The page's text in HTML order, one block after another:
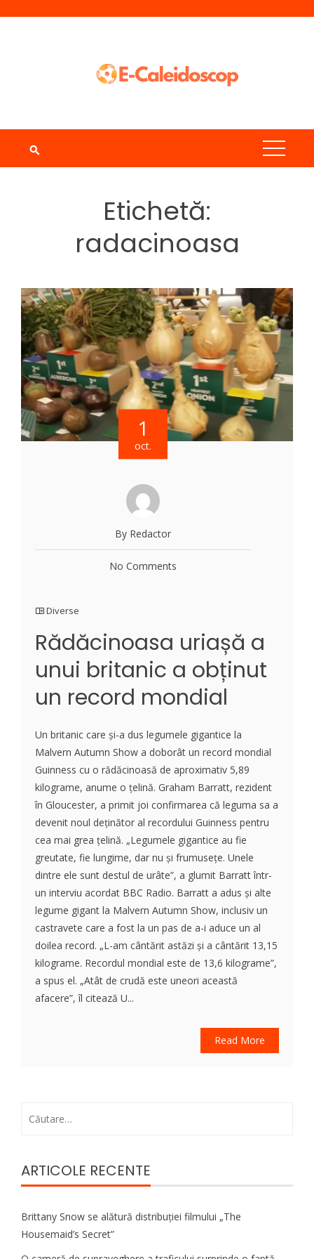
Etichetă:
radacinoasa
1
oct.
By Redactor
No Comments
Diverse
Rădăcinoasa uriașă a
unui britanic a obținut
un record mondial
Un britanic care și-a dus legumele gigantice la
Malvern Autumn Show a doborât un record mondial
Guinness cu o rădăcinoasă de aproximativ 5,89
kilograme, anume o țelină. Graham Barratt, rezident
în Gloucester, a primit joi confirmarea că leguma sa a
devenit noul deținător al recordului Guinness pentru
cea mai grea țelină. „Legumele gigantice au fie
greutate, fie lungime, dar nu și frumusețe. Unele
dintre ele sunt destul de urâte”, a glumit Barratt într-
un interviu acordat BBC Radio. Barratt a adus și alte
legume gigant la Malvern Autumn Show, inclusiv un
castravete care a fost la un pas de a-i aduce un al
doilea record. „L-am cântărit astăzi și a cântărit 13,15
kilograme. Recordul mondial este de 13,6 kilograme”,
a spus el. „Atât de crudă este uneori această
afacere”, îl citează U...
Read More
ARTICOLE RECENTE
Brittany Snow se alătură distribuției filmului „The
Housemaid’s Secret”